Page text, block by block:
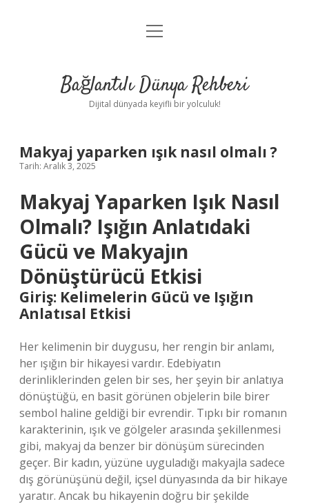
Anasayfa
Yasal Uyarı
menüyü
Bağlantılı Dünya Rehberi
Dijital dünyada keyifli bir yolculuk!
Makyaj yaparken ışık nasıl olmalı ?
Tarih: Aralık 3, 2025
Makyaj Yaparken Işık Nasıl
Olmalı? Işığın Anlatıdaki
Gücü ve Makyajın
Dönüştürücü Etkisi
Giriş: Kelimelerin Gücü ve Işığın
Anlatısal Etkisi
Her kelimenin bir duygusu, her rengin bir anlamı,
her ışığın bir hikayesi vardır. Edebiyatın
derinliklerinden gelen bir ses, her şeyin bir anlatıya
dönüştüğü, en basit görünen objelerin bile birer
sembol haline geldiği bir evrendir. Tıpkı bir romanın
karakterinin, ışık ve gölgeler arasında şekillenmesi
gibi, makyaj da benzer bir dönüşüm sürecinden
geçer. Bir kadın, yüzüne uyguladığı makyajla sadece
dış görünüşünü değil, içsel dünyasında da bir hikaye
yaratır. Ancak bu hikayenin doğru bir şekilde